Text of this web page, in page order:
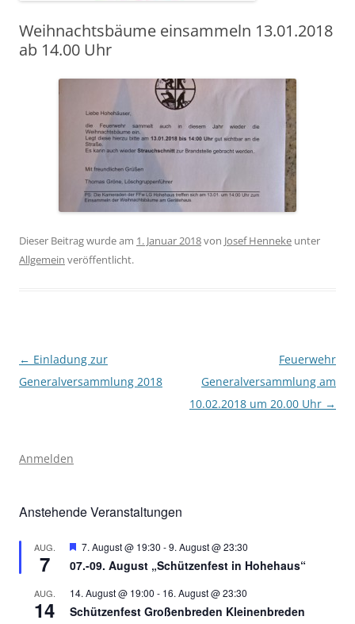
Weihnachtsbäume einsammeln 13.01.2018
ab 14.00 Uhr
Dieser Beitrag wurde am 1. Januar 2018von Josef Henneke unter
Allgemein veröffentlicht.
Beitragsnavigation
← Einladung zur
Generalversammlung 2018
Feuerwehr
Generalversammlung am
10.02.2018 um 20.00 Uhr →
Anmelden
Anstehende Veranstaltungen
AUG.
7
Hervorgehoben
7. August @ 19:30 -9. August @ 23:30
07.-09. August „Schützenfest in Hohehaus“
AUG.
14
14. August @ 19:00 - 16. August @ 23:30
Schützenfest Großenbreden Kleinenbreden